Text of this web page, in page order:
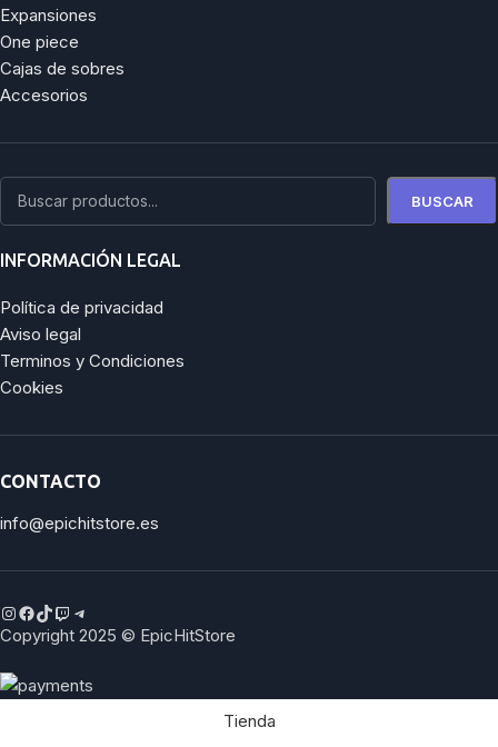
Expansiones
One piece
Cajas de sobres
Accesorios
BUSCAR
INFORMACIÓN LEGAL
Política de privacidad
Aviso legal
Terminos y Condiciones
Cookies
CONTACTO
info@epichitstore.es
Copyright 2025 © EpicHitStore
Tienda